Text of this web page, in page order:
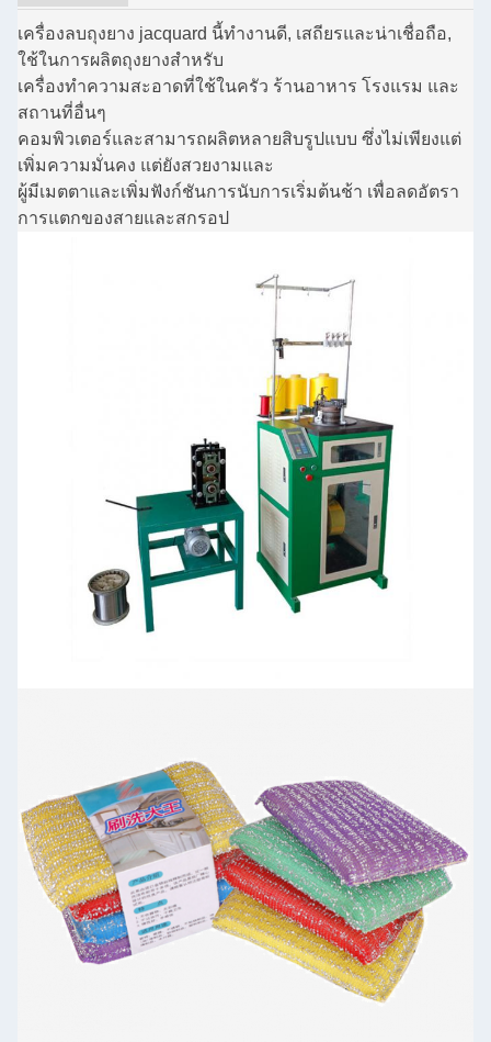
เครื่องลบถุงยาง jacquard นี้ทํางานดี, เสถียรและน่าเชื่อถือ,
ใช้ในการผลิตถุงยางสําหรับ
เครื่องทําความสะอาดที่ใช้ในครัว ร้านอาหาร โรงแรม และ
สถานที่อื่นๆ
คอมพิวเตอร์และสามารถผลิตหลายสิบรูปแบบ ซึ่งไม่เพียงแต่
เพิ่มความมั่นคง แต่ยังสวยงามและ
ผู้มีเมตตาและเพิ่มฟังก์ชันการนับการเริ่มต้นช้า เพื่อลดอัตรา
การแตกของสายและสกรอป